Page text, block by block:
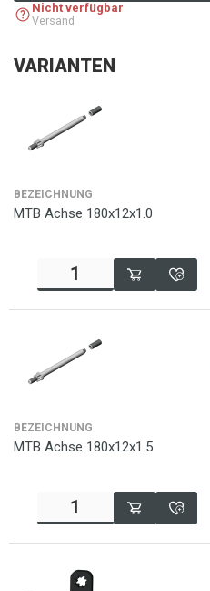
Nicht verfügbar
Versand
VARIANTEN
BEZEICHNUNG
MTB Achse 180x12x1.0
BEZEICHNUNG
MTB Achse 180x12x1.5